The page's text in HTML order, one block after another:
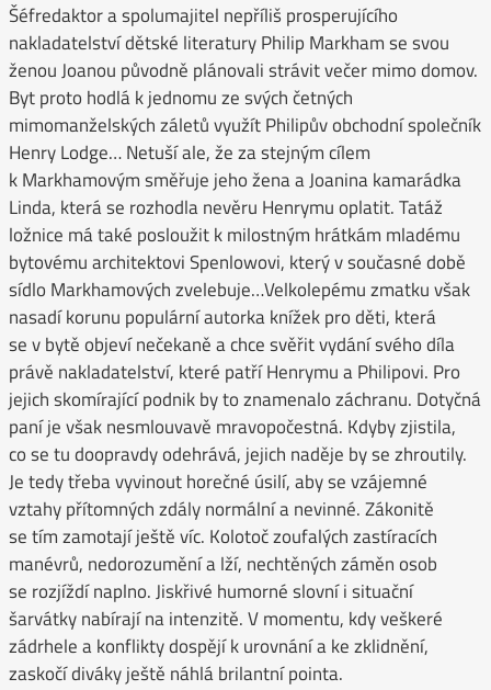
Šéfredaktor a spolumajitel nepříliš prosperujícího
nakladatelství dětské literatury Philip Markham se svou
ženou Joanou původně plánovali strávit večer mimo domov.
Byt proto hodlá k jednomu ze svých četných
mimomanželských záletů využít Philipův obchodní společník
Henry Lodge… Netuší ale, že za stejným cílem
k Markhamovým směřuje jeho žena a Joanina kamarádka
Linda, která se rozhodla nevěru Henrymu oplatit. Tatáž
ložnice má také posloužit k milostným hrátkám mladému
bytovému architektovi Spenlowovi, který v současné době
sídlo Markhamových zvelebuje…Velkolepému zmatku však
nasadí korunu populární autorka knížek pro děti, která
se v bytě objeví nečekaně a chce svěřit vydání svého díla
právě nakladatelství, které patří Henrymu a Philipovi. Pro
jejich skomírající podnik by to znamenalo záchranu. Dotyčná
paní je však nesmlouvavě mravopočestná. Kdyby zjistila,
co se tu doopravdy odehrává, jejich naděje by se zhroutily.
Je tedy třeba vyvinout horečné úsilí, aby se vzájemné
vztahy přítomných zdály normální a nevinné. Zákonitě
se tím zamotají ještě víc. Kolotoč zoufalých zastíracích
manévrů, nedorozumění a lží, nechtěných záměn osob
se rozjíždí naplno. Jiskřivé humorné slovní i situační
šarvátky nabírají na intenzitě. V momentu, kdy veškeré
zádrhele a konflikty dospějí k urovnání a ke zklidnění,
zaskočí diváky ještě náhlá brilantní pointa.